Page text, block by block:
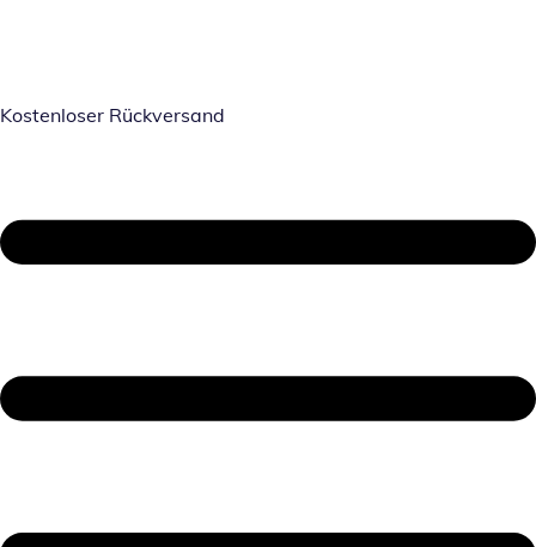
Kostenloser Rückversand